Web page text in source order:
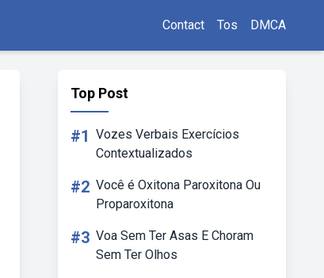
Contact Tos DMCA
Top Post
#1 Vozes Verbais Exercícios
Contextualizados
#2 Você é Oxitona Paroxitona Ou
Proparoxitona
#3 Voa Sem Ter Asas E Choram
Sem Ter Olhos